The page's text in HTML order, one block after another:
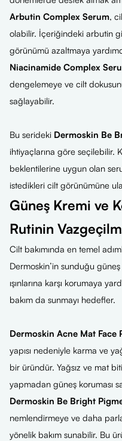
Arbutin Complex Serum,
olabilir. İçeriğindeki arbutin
görünümü azaltmaya
Niacinamide Complex
dengelemeye ve cilt
sağlayabilir.
Bu serideki Dermoskin Be
ihtiyaçlarına göre seçilebilir.
beklentilerine uygun olan
istedikleri cilt görünümüne
Güneş Kremi ve
Rutinin
Cilt bakımında en temel
Dermoskin’in sunduğu
ışınlarına karşı korumaya
bakım da sunmayı hedefler.
Dermoskin Acne Mat Face
yapısı nedeniyle karma ve
bir üründür. Yağsız ve mat
yapmadan güneş koruması
Dermoskin Be Bright
nemlendirmeye ve daha
yönelik bakım sunabilir. Bu